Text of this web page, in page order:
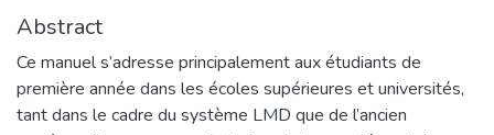
Abstract
Ce manuel s’adresse principalement aux étudiants de
première année dans les écoles supérieures et universités,
tant dans le cadre du système LMD que de l’ancien